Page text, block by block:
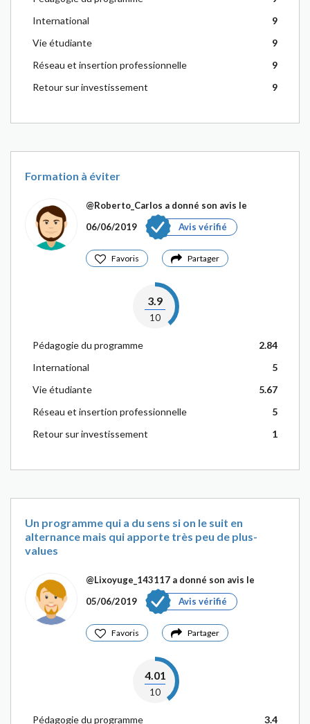
International
9
Vie étudiante
9
Réseau et insertion professionnelle
9
Retour sur investissement
9
Formation à éviter
@Roberto_Carlos a donné son avis le
06/06/2019
Avis vérifié
Favoris Partager
3.9
10
Pédagogie du programme
2.84
International
5
Vie étudiante
5.67
Réseau et insertion professionnelle
5
Retour sur investissement
1
Un programme qui a du sens si on le suit en
alternance mais qui apporte très peu de plus-
values
@Lixoyuge_143117 a donné son avis le
05/06/2019
Avis vérifié
Favoris Partager
4.01
10
Pédagogie du programme
3.4